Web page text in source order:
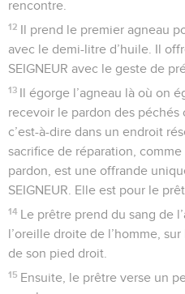
rencontre.
12 Il prend le premier agneau
avec le demi-litre d’huile. Il
SEIGNEUR avec le geste de
13 Il égorge l’agneau là où on
recevoir le pardon des péchés
c’est-à-dire dans un endroit
sacrifice de réparation,
pardon, est une offrande
SEIGNEUR. Elle est pour le
14 Le prêtre prend du sang de
l’oreille droite de l’homme,
de son pied droit.
15 Ensuite, le prêtre verse un